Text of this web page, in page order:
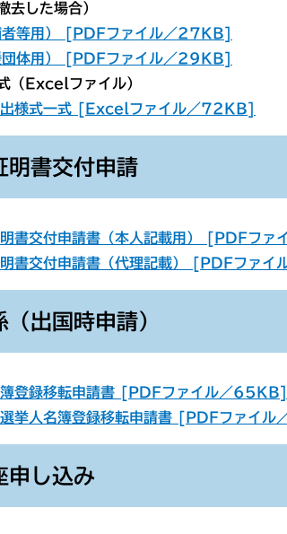
した場合）
者等用） [PDFファイル／27KB]
団体用） [PDFファイル／29KB]
（Excelファイル）
出様式一式 [Excelファイル／72KB]
明書交付申請
書交付申請書（本人記載用） [PDFフ
明書交付申請書（代理記載） [PDFファ
出国時申請）
簿登録移転申請書 [PDFファイル／65KB]
選挙人名簿登録移転申請書 [PDFファイ
申し込み